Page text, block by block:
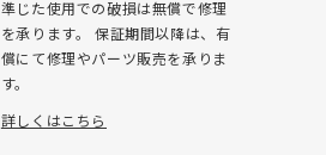
準じた使用での破損は無償で修理
を承ります。 保証期間以降は、有
償にて修理やパーツ販売を承りま
す。
詳しくはこちら